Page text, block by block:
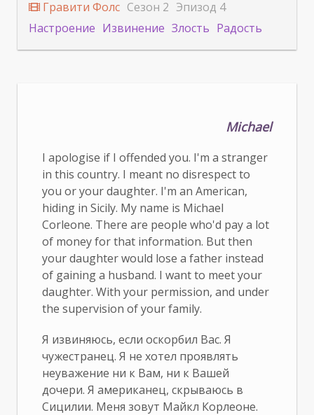
Гравити Фолс Сезон 2 Эпизод 4
Настроение Извинение Злость Радость
Michael
I apologise if I offended you. I'm a stranger
in this country. I meant no disrespect to
you or your daughter. I'm an American,
hiding in Sicily. My name is Michael
Corleone. There are people who'd pay a lot
of money for that information. But then
your daughter would lose a father instead
of gaining a husband. I want to meet your
daughter. With your permission, and under
the supervision of your family.
Я извиняюсь, если оскорбил Вас. Я
чужестранец. Я не хотел проявлять
неуважение ни к Вам, ни к Вашей
дочери. Я американец, скрываюсь в
Сицилии. Меня зовут Майкл Корлеоне.